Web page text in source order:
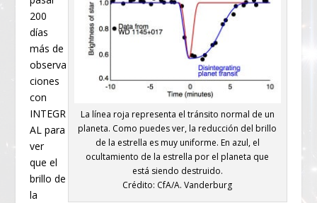
La línea roja representa el tránsito normal de un
planeta. Como puedes ver, la reducción del brillo
de la estrella es muy uniforme. En azul, el
ocultamiento de la estrella por el planeta que
está siendo destruido.
Crédito: CfA/A. Vanderburg
200
días
más de
observa
ciones
con
INTEGR
AL para
ver
que el
brillo de
la